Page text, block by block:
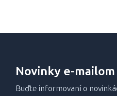
Novinky e-mailom
Buďte informovaní o